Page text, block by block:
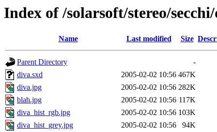
Index of /solarsoft/stereo/
Name Last modified Size
Parent Directory
-
diva.sxd
2005-02-02 10:56 467K
diva.jpg
2005-02-02 10:56 282K
blah.jpg
2005-02-02 10:56 117K
diva_hist_rgb.jpg
2005-02-02 10:56 103K
diva_hist_grey.jpg
2005-02-02 10:56
94K